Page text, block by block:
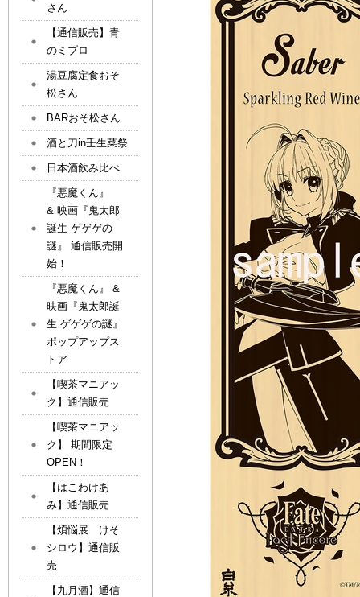
さん
【通信販売】青
のミブロ
湯豆腐定食おそ
松さん
BARおそ松さん
酒と刀in壬生菜祭
日本酒飲み比べ
『悪魔くん』
& 映画『鬼太郎
誕生 ゲゲゲの
謎』 通信販売開
始！
『悪魔くん』 &
映画『鬼太郎誕
生 ゲゲゲの謎』
ポップアップス
トア
【喫茶マニアッ
ク】通信販売
【喫茶マニアッ
ク】 期間限定
OPEN！
【はこわけあ
み】通信販売
【煩悩展 けそ
シロウ】通信販
売
【九月酒】通信